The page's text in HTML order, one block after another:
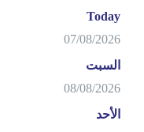
Today
07/08/2026
السبت
08/08/2026
الأحد